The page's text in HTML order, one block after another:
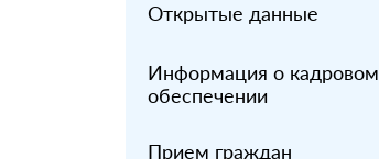
Открытые данные
Информация о кадровом
обеспечении
Прием граждан